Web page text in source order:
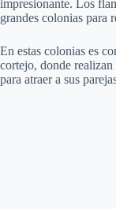
impresionante. Los
grandes colonias para
En estas colonias es
cortejo, donde
para atraer a sus